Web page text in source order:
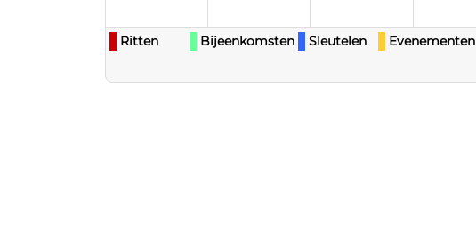
Ritten Bijeenkomsten Sleutelen Evenementen